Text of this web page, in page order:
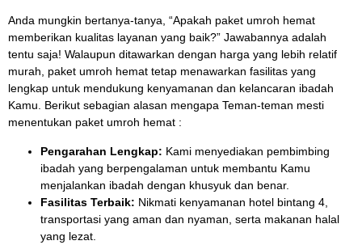
Anda mungkin bertanya-tanya, “Apakah paket umroh hemat
memberikan kualitas layanan yang baik?” Jawabannya adalah
tentu saja! Walaupun ditawarkan dengan harga yang lebih relatif
murah, paket umroh hemat tetap menawarkan fasilitas yang
lengkap untuk mendukung kenyamanan dan kelancaran ibadah
Kamu. Berikut sebagian alasan mengapa Teman-teman mesti
menentukan paket umroh hemat :
Pengarahan Lengkap: Kami menyediakan pembimbing
ibadah yang berpengalaman untuk membantu Kamu
menjalankan ibadah dengan khusyuk dan benar.
Fasilitas Terbaik: Nikmati kenyamanan hotel bintang 4,
transportasi yang aman dan nyaman, serta makanan halal
yang lezat.